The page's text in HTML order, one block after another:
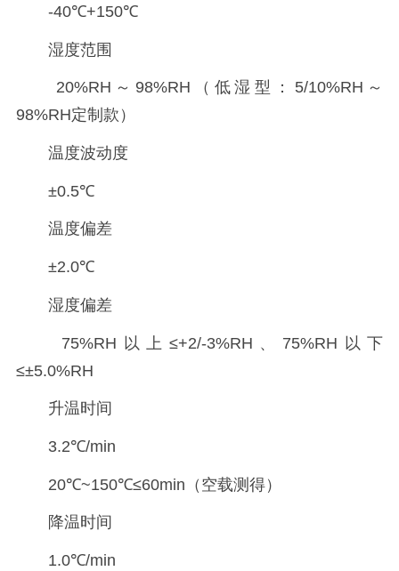
-40℃+150℃
湿度范围
20%RH～98%RH（低湿型：5/10%RH～
98%RH定制款）
温度波动度
±0.5℃
温度偏差
±2.0℃
湿度偏差
75%RH以上≤+2/-3%RH、75%RH以下
≤±5.0%RH
升温时间
3.2℃/min
20℃~150℃≤60min（空载测得）
降温时间
1.0℃/min